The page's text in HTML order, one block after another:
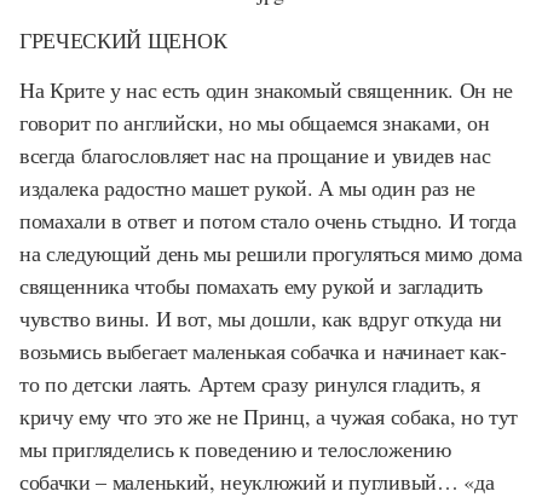
ГРЕЧЕСКИЙ ЩЕНОК
На Крите у нас есть один знакомый священник. Он не
говорит по английски, но мы общаемся знаками, он
всегда благословляет нас на прощание и увидев нас
издалека радостно машет рукой. А мы один раз не
помахали в ответ и потом стало очень стыдно. И тогда
на следующий день мы решили прогуляться мимо дома
священника чтобы помахать ему рукой и загладить
чувство вины. И вот, мы дошли, как вдруг откуда ни
возьмись выбегает маленькая собачка и начинает как-
то по детски лаять. Артем сразу ринулся гладить, я
кричу ему что это же не Принц, а чужая собака, но тут
мы пригляделись к поведению и телосложению
собачки – маленький, неуклюжий и пугливый… «да